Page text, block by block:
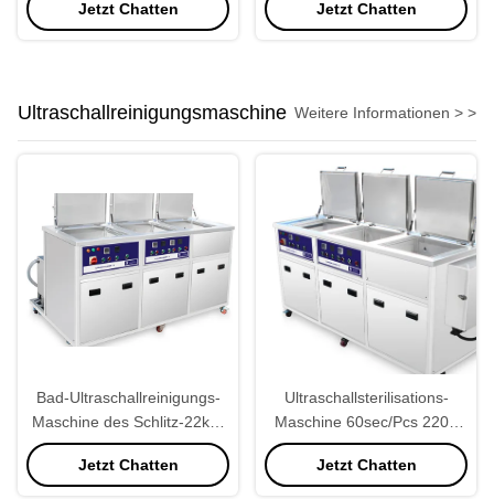
Jetzt Chatten Jetzt Chatten
Ultraschallreinigungsmaschine Weitere Informationen > >
Bad-Ultraschallreinigungs-
Maschine des Schlitz-22kw,
Ultraschallkurzschluss-
Wäsche der bad-Maschinen-
Jetzt Chatten
Ultraschallsterilisations-
Maschine 60sec/Pcs 220V
für Industrien
Jetzt Chatten